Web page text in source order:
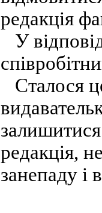
редакція
У
Сталося
редакція,
занепаду і